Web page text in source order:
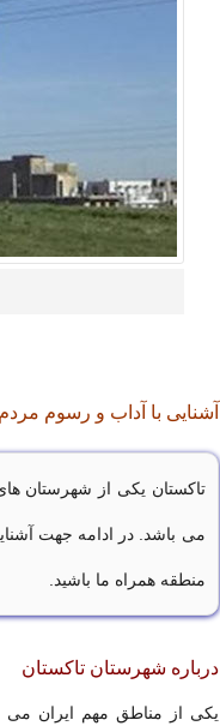
آشنایی با آداب و رسوم
تاکستان یکی از شهرستان
می باشد. در ادامه جهت
منطقه همراه ما باشید.
درباره شهرستان تاکستان
یکی از مناطق مهم ایران